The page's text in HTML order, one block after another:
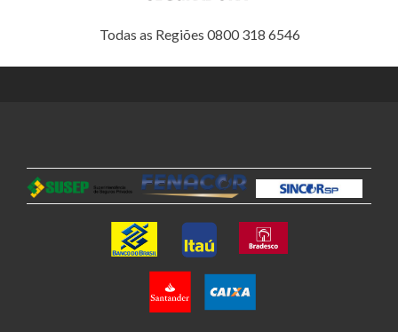
Todas as Regiões 0800 318 6546